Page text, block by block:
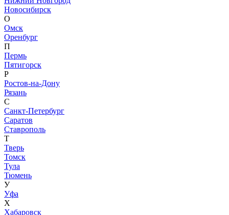
Новосибирск
О
Омск
Оренбург
П
Пермь
Пятигорск
Р
Ростов-на-Дону
Рязань
С
Санкт-Петербург
Саратов
Ставрополь
Т
Тверь
Томск
Тула
Тюмень
У
Уфа
Х
Хабаровск